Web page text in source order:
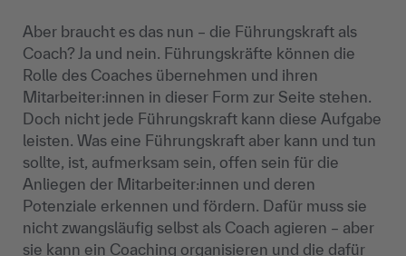
Aber braucht es das nun – die Führungskraft als
Coach? Ja und nein. Führungskräfte können die
Rolle des Coaches übernehmen und ihren
Mitarbeiter:innen in dieser Form zur Seite stehen.
Doch nicht jede Führungskraft kann diese Aufgabe
leisten. Was eine Führungskraft aber kann und tun
sollte, ist, aufmerksam sein, offen sein für die
Anliegen der Mitarbeiter:innen und deren
Potenziale erkennen und fördern. Dafür muss sie
nicht zwangsläufig selbst als Coach agieren – aber
sie kann ein Coaching organisieren und die dafür